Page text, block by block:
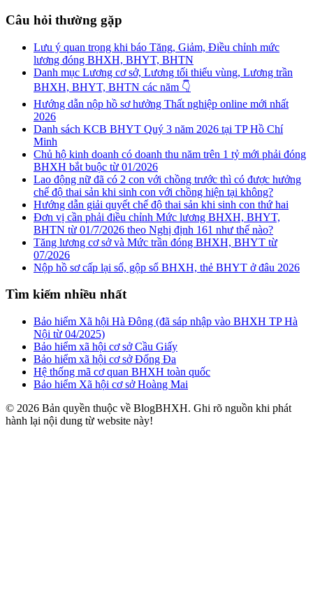
Câu hỏi thường gặp
Lưu ý quan trọng khi báo Tăng, Giảm, Điều chỉnh mức
lương đóng BHXH, BHYT, BHTN
Danh mục Lương cơ sở, Lương tối thiểu vùng, Lương trần
BHXH, BHYT, BHTN các năm 👇
Hướng dẫn nộp hồ sơ hưởng Thất nghiệp online mới nhất
2026
Danh sách KCB BHYT Quý 3 năm 2026 tại TP Hồ Chí
Minh
Chủ hộ kinh doanh có doanh thu năm trên 1 tỷ mới phải đóng
BHXH bắt buộc từ 01/2026
Lao động nữ đã có 2 con với chồng trước thì có được hưởng
chế độ thai sản khi sinh con với chồng hiện tại không?
Hướng dẫn giải quyết chế độ thai sản khi sinh con thứ hai
Đơn vị cần phải điều chỉnh Mức lương BHXH, BHYT,
BHTN từ 01/7/2026 theo Nghị định 161 như thế nào?
Tăng lương cơ sở và Mức trần đóng BHXH, BHYT từ
07/2026
Nộp hồ sơ cấp lại sổ, gộp sổ BHXH, thẻ BHYT ở đâu 2026
Tìm kiếm nhiều nhất
Bảo hiểm Xã hội Hà Đông (đã sáp nhập vào BHXH TP Hà
Nội từ 04/2025)
Bảo hiểm xã hội cơ sở Cầu Giấy
Bảo hiểm xã hội cơ sở Đống Đa
Hệ thống mã cơ quan BHXH toàn quốc
Bảo hiểm Xã hội cơ sở Hoàng Mai
© 2026 Bản quyền thuộc về BlogBHXH. Ghi rõ nguồn khi phát
hành lại nội dung từ website này!